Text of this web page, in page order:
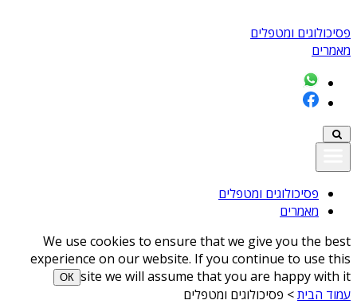
פסיכולוגים ומטפלים
מאמרים
פסיכולוגים ומטפלים
מאמרים
We use cookies to ensure that we give you the best
experience on our website. If you continue to use this
site we will assume that you are happy with it
ОК
עמוד הבית> פסיכולוגים ומטפלים